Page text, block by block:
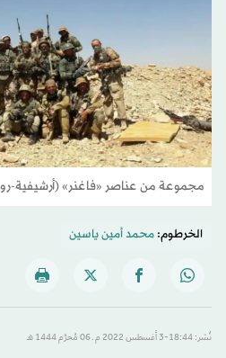
مجموعة من عناصر «فاغنر» (أرشيفية-
الخرطوم:محمد أمين ياسين
نُشر: 18:44-3 أغسطس 2022 م ـ 06 مُحرَّم 1444 هـ